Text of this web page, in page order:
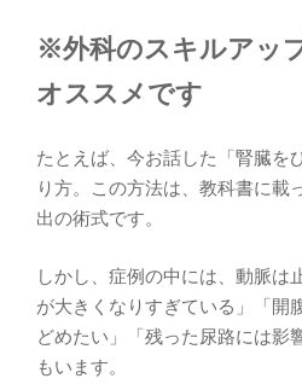
※外科のスキルアッ
オススメです
たとえば、今お話した「腎臓を
り方。この方法は、教科書に載
出の術式です。
しかし、症例の中には、動脈は
が大きくなりすぎている」「開
どめたい」「残った尿路には影
もいます。